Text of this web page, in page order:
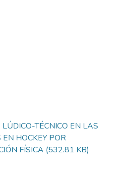
TÉCNICO EN LAS
HOCKEY POR
FÍSICA (532.81 KB)